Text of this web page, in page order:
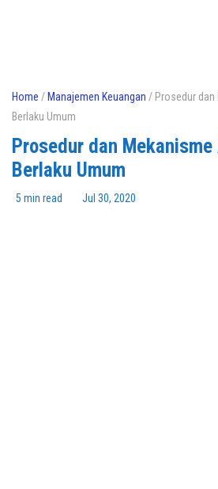
Home / Manajemen Keuangan / Prosedur dan
Berlaku Umum
Prosedur dan
Berlaku Umum
5 min read Jul 30, 2020